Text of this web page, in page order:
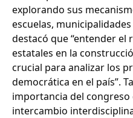
explorando sus
escuelas,
destacó que “entender el
estatales en la
crucial para analizar los
democrática en el país”.
importancia del congreso
intercambio